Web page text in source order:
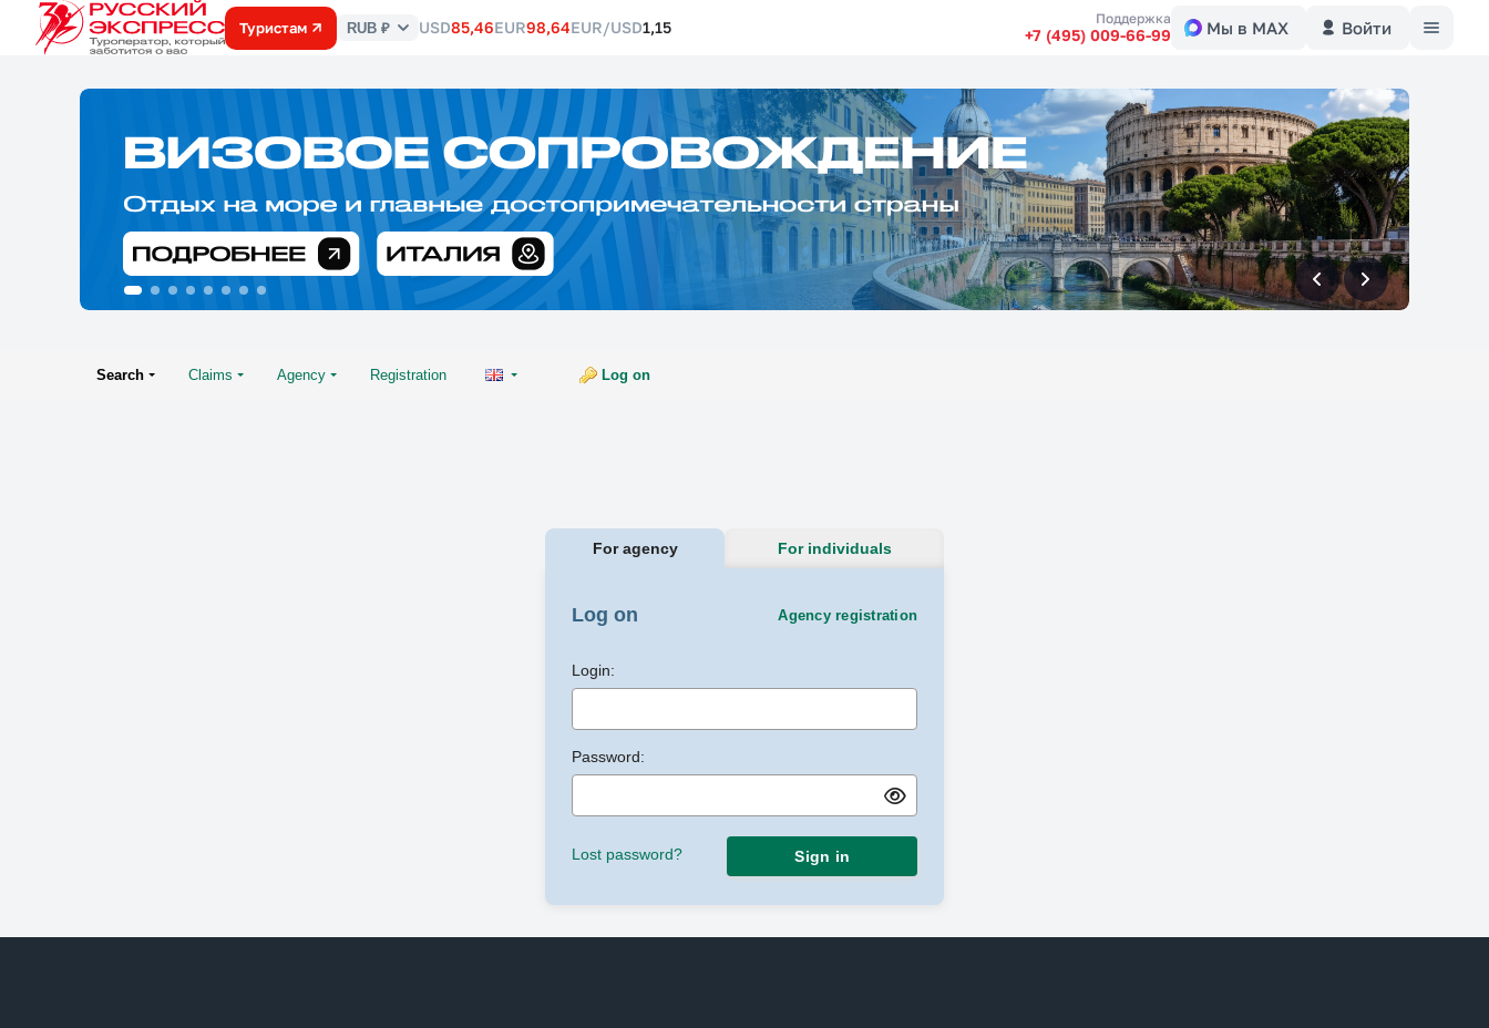
Туристам
Курс
RUB ₽ USD85,46EUR98,64EUR/USD1,15 Поддержка
+7 (495) 009-66-99 Мы в MAX Войти
впередвперед
Search Claims Agency Registration Log on
For agency For individuals
Log on Agency registration
Login:
Password:
Lost password? Sign in